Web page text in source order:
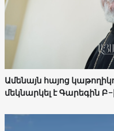
Ամենայն հայոց
մեկնարկել է Գարեգին Բ-